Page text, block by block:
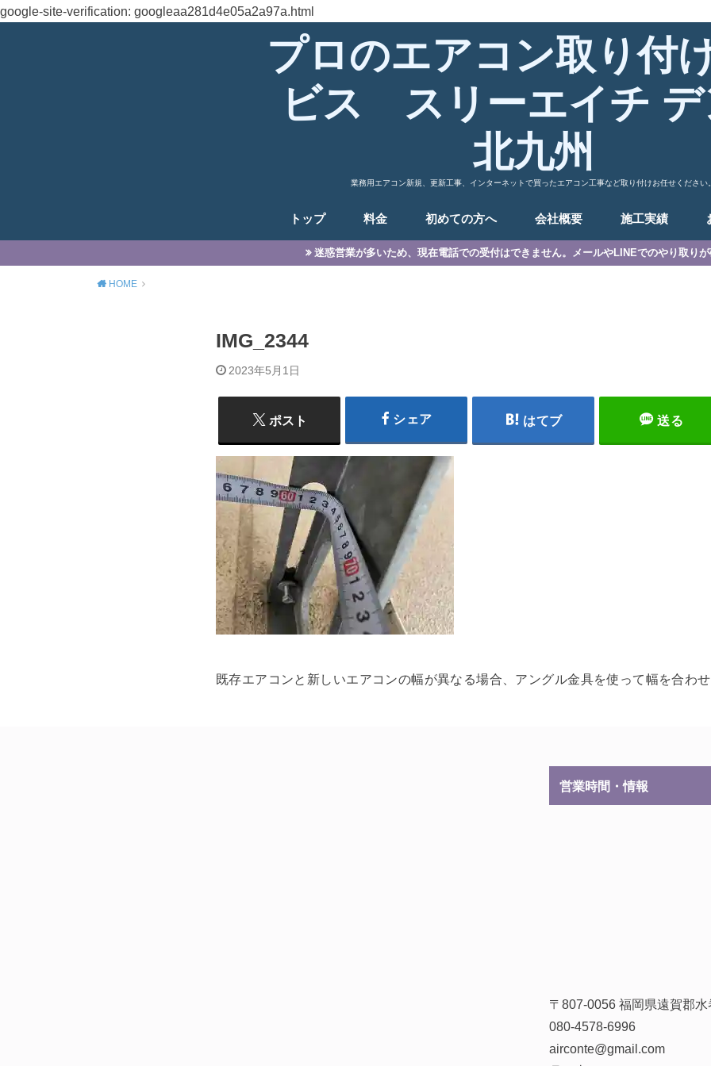
google-site-verification: googleaa281d4e05a2a97a.html
プロのエアコン取り付
ビス スリーエイチ デ
北九州
業務用エアコン新規、更新工事、インターネットで買ったエアコン工事など取り付けお任せください。
トップ 料金 初めての方へ 会社概要 施工実績
迷惑営業が多いため、現在電話での受付はできません。メールやLINEでのやり取りが
HOME
IMG_2344
2023年5月1日
ポスト シェア はてブ 送る
既存エアコンと新しいエアコンの幅が異なる場合、アングル金具を使って幅を合わせ
営業時間・情報
〒807-0056 福岡県遠賀郡
080-4578-6996
airconte@gmail.com